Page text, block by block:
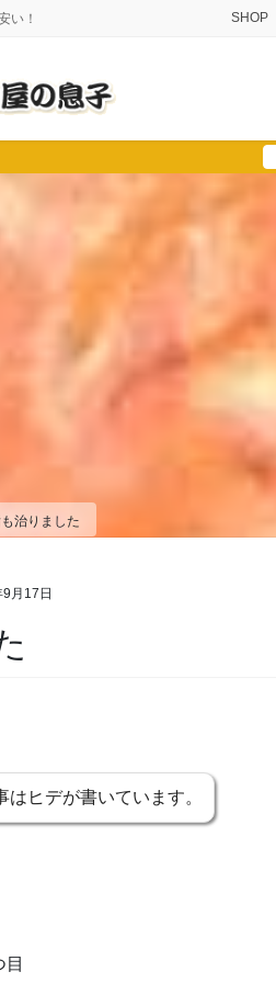
い！ SHOP
治りました
月17日
はヒデが書いています。